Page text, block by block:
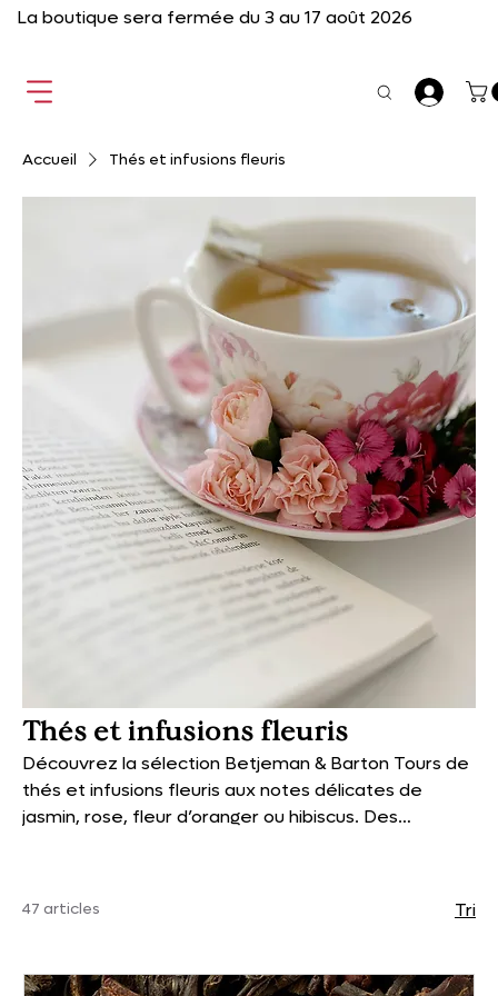
La boutique sera fermée du 3 au 17 août 2026
Accueil Thés et infusions fleuris
Thés et infusions fleuris
Découvrez la sélection Betjeman & Barton Tours de
thés et infusions fleuris aux notes délicates de
jasmin, rose, fleur d’oranger ou hibiscus. Des
Une harmonie parfaite entre le goût et l’esthétique,
47 articles Tri